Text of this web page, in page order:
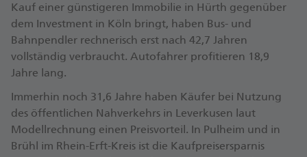
Kauf einer günstigeren Immobilie in Hürth gegenüber
dem Investment in Köln bringt, haben Bus- und
Bahnpendler rechnerisch erst nach 42,7 Jahren
vollständig verbraucht. Autofahrer profitieren 18,9
Jahre lang.
Immerhin noch 31,6 Jahre haben Käufer bei Nutzung
des öffentlichen Nahverkehrs in Leverkusen laut
Modellrechnung einen Preisvorteil. In Pulheim und in
Brühl im Rhein-Erft-Kreis ist die Kaufpreisersparnis